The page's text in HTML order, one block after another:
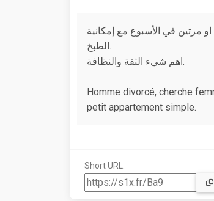
في الأسبوع مع إمكانية
الطبخ.
اهم شيء الثقة والنظافة.
Homme divorcé, cherche
petit appartement simple.
Short URL: